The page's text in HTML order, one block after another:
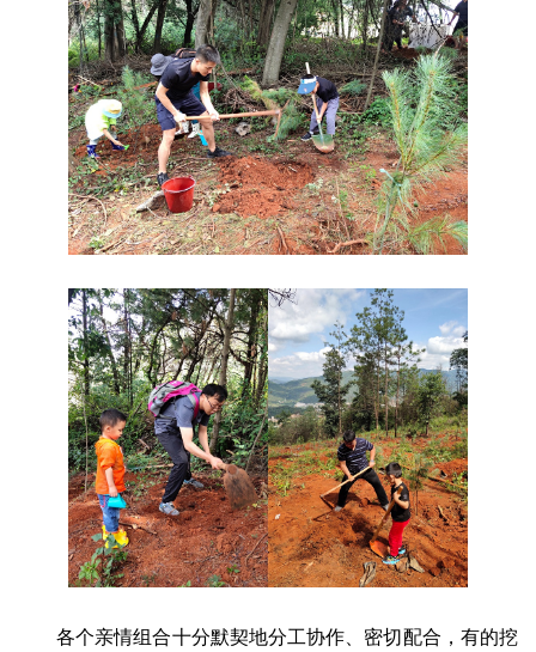
各个亲情组合十分默契地分工协作、密切配合，有的挖